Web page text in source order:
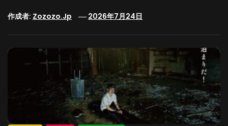
作成者: Zozozo.jp 2026年7月24日